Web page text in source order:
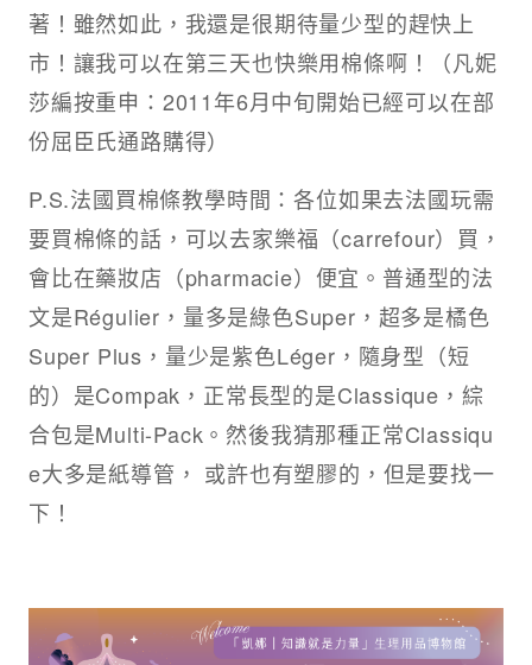
著！雖然如此，我還是很期待量少型的趕快上
市！讓我可以在第三天也快樂用棉條啊！（凡妮
莎編按重申：2011年6月中旬開始已經可以在部
份屈臣氏通路購得）
P.S.法國買棉條教學時間：各位如果去法國玩需
要買棉條的話，可以去家樂福（carrefour）買，
會比在藥妝店（pharmacie）便宜。普通型的法
文是Régulier，量多是綠色Super，超多是橘色
Super Plus，量少是紫色Léger，隨身型（短
的）是Compak，正常長型的是Classique，綜
合包是Multi-Pack。然後我猜那種正常Classiqu
e大多是紙導管， 或許也有塑膠的，但是要找一
下！